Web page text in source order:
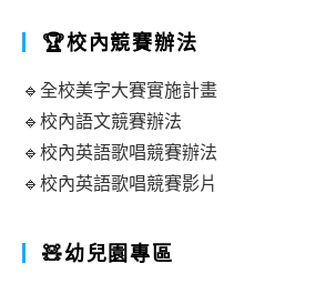
🏆校內競賽辦法
🔹全校美字大賽實施計畫
🔹校內語文競賽辦法
🔹校內英語歌唱競賽辦法
🔹校內英語歌唱競賽影片
🧸幼兒園專區